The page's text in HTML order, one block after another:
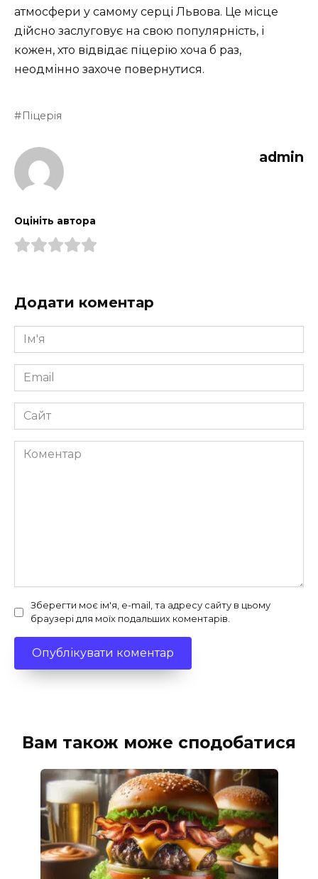
атмосфери у самому серці Львова. Це місце
дійсно заслуговує на свою популярність, і
кожен, хто відвідає піцерію хоча б раз,
неодмінно захоче повернутися.
Піцерія
admin
Оцініть автора
Додати коментар
Ім'я
*
Email
*
Сайт
Коментар
Зберегти моє ім'я, e-mail, та адресу сайту в цьому
браузері для моїх подальших коментарів.
Вам також може сподобатися